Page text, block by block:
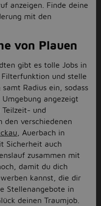
anzeigen. Finde deine
mit den
von Plauen
gibt es tolle Jobs in
und stelle
Radius ein, sodass
angezeigt
und
den verschiedenen
, Auerbach in
Sicherheit auch
zusammen mit
damit du dich
kannst, die dir
Stellenangebote in
deinen Traumjob.